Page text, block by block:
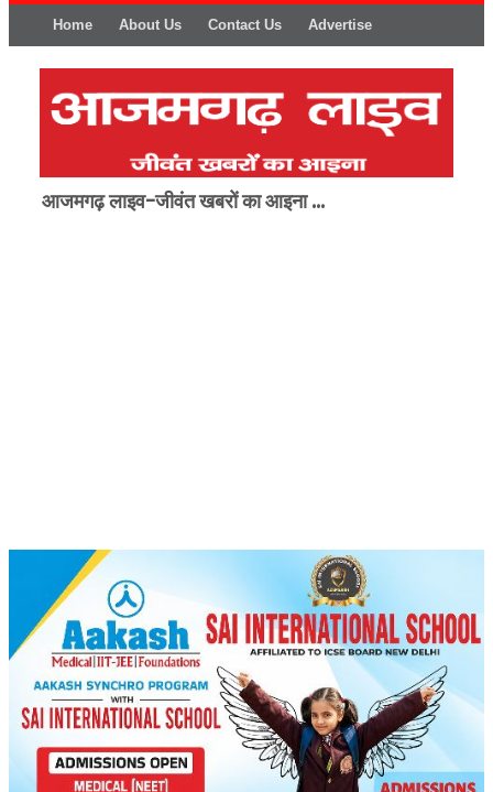
Home About Us Contact Us Advertise
आजमगढ़ लाइव-जीवंत खबरों का आइना ...